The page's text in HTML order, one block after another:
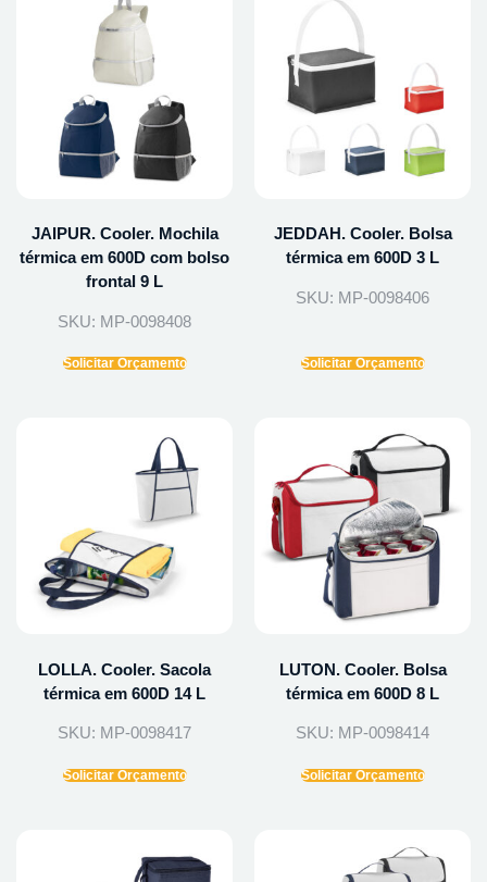
JAIPUR. Cooler. Mochila
térmica em 600D com bolso
frontal 9 L
SKU: MP-0098408
Solicitar Orçamento
JEDDAH. Cooler. Bolsa
térmica em 600D 3 L
SKU: MP-0098406
Solicitar Orçamento
LOLLA. Cooler. Sacola
térmica em 600D 14 L
SKU: MP-0098417
Solicitar Orçamento
LUTON. Cooler. Bolsa
térmica em 600D 8 L
SKU: MP-0098414
Solicitar Orçamento